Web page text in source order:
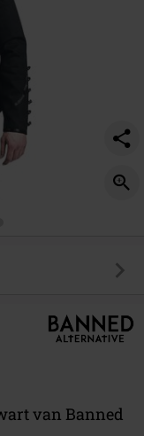
van Banned